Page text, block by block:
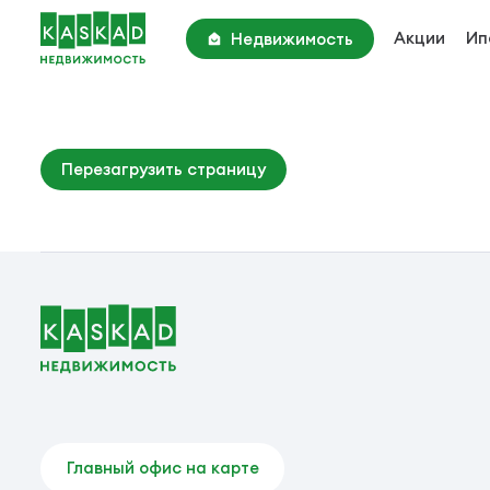
Недвижимость Акции
Академия Парк
Парк Апрель
Киевское шоссе, 25 км
Перезагрузить страницу
Главный офис на карте